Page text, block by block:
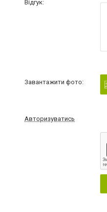
Відгук:
Завантажити фото:
Авторизуватись